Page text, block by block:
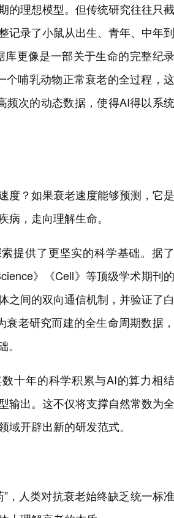
的理想模型。但传统研究往往只截
记录了小鼠从出生、青年、中年到
更像是一部关于生命的完整纪录
个哺乳动物正常衰老的全过程，这
频次的动态数据，使得AI得以系统
度？如果衰老速度能够预测，它是
，走向理解生命。
提供了更坚实的科学基础。据了
》《Cell》等顶级学术期刊的
之间的双向通信机制，并验证了白
老研究而建的全生命周期数据，
十年的科学积累与AI的算力相结
输出。这不仅将支撑自然常数为全
开辟出新的研发范式。
，人类对抗衰老始终缺乏统一标准